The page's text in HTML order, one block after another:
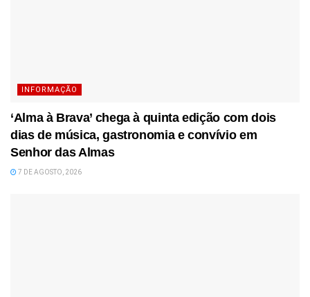
INFORMAÇÃO
‘Alma à Brava’ chega à quinta edição com dois
dias de música, gastronomia e convívio em
Senhor das Almas
7 DE AGOSTO, 2026